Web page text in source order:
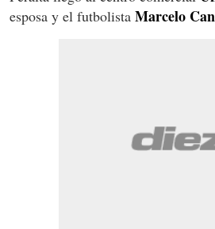
esposa y el futbolista Marcelo